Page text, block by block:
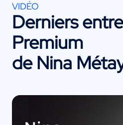
VIDÉO
Derniers
Premium
de Nina